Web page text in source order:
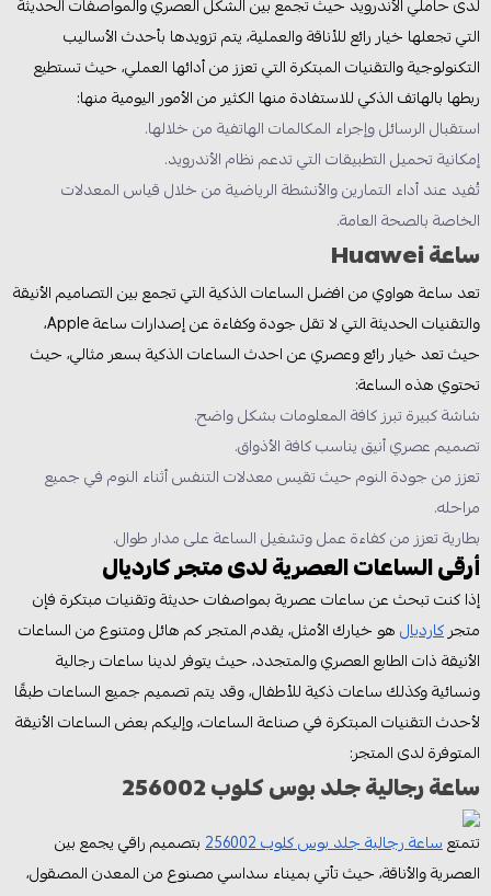
لدى حاملي الأندرويد حيث تجمع بين الشكل العصري والمواصفات الحديثة
التي تجعلها خيار رائع للأناقة والعملية، يتم تزويدها بأحدث الأساليب
التكنولوجية والتقنيات المبتكرة التي تعزز من أدائها العملي، حيث تستطيع
ربطها بالهاتف الذكي للاستفادة منها الكثير من الأمور اليومية منها:
استقبال الرسائل وإجراء المكالمات الهاتفية من خلالها.
إمكانية تحميل التطبيقات التي تدعم نظام الأندرويد.
تُفيد عند أداء التمارين والأنشطة الرياضية من خلال قياس المعدلات
الخاصة بالصحة العامة.
ساعة Huawei
تعد ساعة هواوي من افضل الساعات الذكية التي تجمع بين التصاميم الأنيقة
والتقنيات الحديثة التي لا تقل جودة وكفاءة عن إصدارات ساعة Apple،
حيث تعد خيار رائع وعصري عن احدث الساعات الذكية بسعر مثالي، حيث
تحتوي هذه الساعة:
شاشة كبيرة تبرز كافة المعلومات بشكل واضح.
تصميم عصري أنيق يناسب كافة الأذواق.
تعزز من جودة النوم حيث تقيس معدلات التنفس أثناء النوم في جميع
مراحله.
بطارية تعزز من كفاءة عمل وتشغيل الساعة على مدار طوال.
أرقى الساعات العصرية لدى متجر كارديال
إذا كنت تبحث عن ساعات عصرية بمواصفات حديثة وتقنيات مبتكرة فإن
متجركارديالهو خيارك الأمثل، يقدم المتجر كم هائل ومتنوع من الساعات
الأنيقة ذات الطابع العصري والمتجدد، حيث يتوفر لدينا ساعات رجالية
ونسائية وكذلك ساعات ذكية للأطفال، وقد يتم تصميم جميع الساعات طبقًا
لأحدث التقنيات المبتكرة في صناعة الساعات، وإليكم بعض الساعات الأنيقة
المتوفرة لدى المتجر:
ساعة رجالية جلد بوس كلوب 256002
تتمتعساعة رجالية جلد بوس كلوب 256002
بتصميم راقي يجمع بين
العصرية والأناقة، حيث تأتي بميناء سداسي مصنوع من المعدن المصقول،